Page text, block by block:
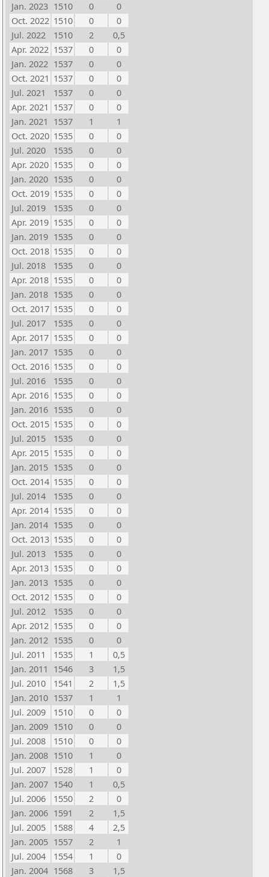
Jan. 2023 1510 0
0
Oct. 2022 1510 0
0
Jul. 2022
1510 2
0,5
Apr. 2022 1537 0
0
Jan. 2022 1537 0
0
Oct. 2021 1537 0
0
Jul. 2021
1537 0
0
Apr. 2021 1537 0
0
Jan. 2021 1537 1
1
Oct. 2020 1535 0
0
Jul. 2020
1535 0
0
Apr. 2020 1535 0
0
Jan. 2020 1535 0
0
Oct. 2019 1535 0
0
Jul. 2019
1535 0
0
Apr. 2019 1535 0
0
Jan. 2019 1535 0
0
Oct. 2018 1535 0
0
Jul. 2018
1535 0
0
Apr. 2018 1535 0
0
Jan. 2018 1535 0
0
Oct. 2017 1535 0
0
Jul. 2017
1535 0
0
Apr. 2017 1535 0
0
Jan. 2017 1535 0
0
Oct. 2016 1535 0
0
Jul. 2016
1535 0
0
Apr. 2016 1535 0
0
Jan. 2016 1535 0
0
Oct. 2015 1535 0
0
Jul. 2015
1535 0
0
Apr. 2015 1535 0
0
Jan. 2015 1535 0
0
Oct. 2014 1535 0
0
Jul. 2014
1535 0
0
Apr. 2014 1535 0
0
Jan. 2014 1535 0
0
Oct. 2013 1535 0
0
Jul. 2013
1535 0
0
Apr. 2013 1535 0
0
Jan. 2013 1535 0
0
Oct. 2012 1535 0
0
Jul. 2012
1535 0
0
Apr. 2012 1535 0
0
Jan. 2012 1535 0
0
Jul. 2011
1535 1
0,5
Jan. 2011 1546 3
1,5
Jul. 2010
1541 2
1,5
Jan. 2010 1537 1
1
Jul. 2009
1510 0
0
Jan. 2009 1510 0
0
Jul. 2008
1510 0
0
Jan. 2008 1510 1
0
Jul. 2007
1528 1
0
Jan. 2007 1540 1
0,5
Jul. 2006
1550 2
0
Jan. 2006 1591 2
1,5
Jul. 2005
1588 4
2,5
Jan. 2005 1557 2
1
Jul. 2004
1554 1
0
Jan. 2004 1568 3
1,5